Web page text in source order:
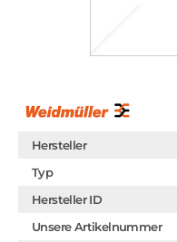
Hersteller
Typ
Hersteller ID
Unsere Artikelnummer